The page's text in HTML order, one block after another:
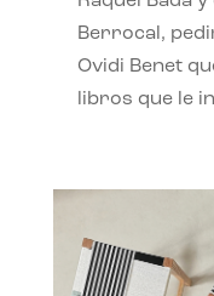
Berrocal,
Ovidi Benet
libros que le